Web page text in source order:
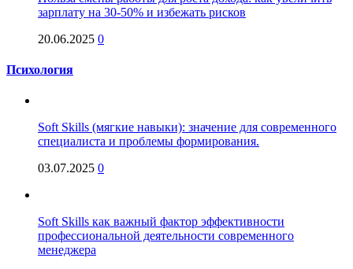
зарплату на 30-50% и избежать рисков
20.06.2025 0
Психология
Soft Skills (мягкие навыки): значение для современного
специалиста и проблемы формирования.
03.07.2025 0
Soft Skills как важный фактор эффективности
профессиональной деятельности современного
менеджера